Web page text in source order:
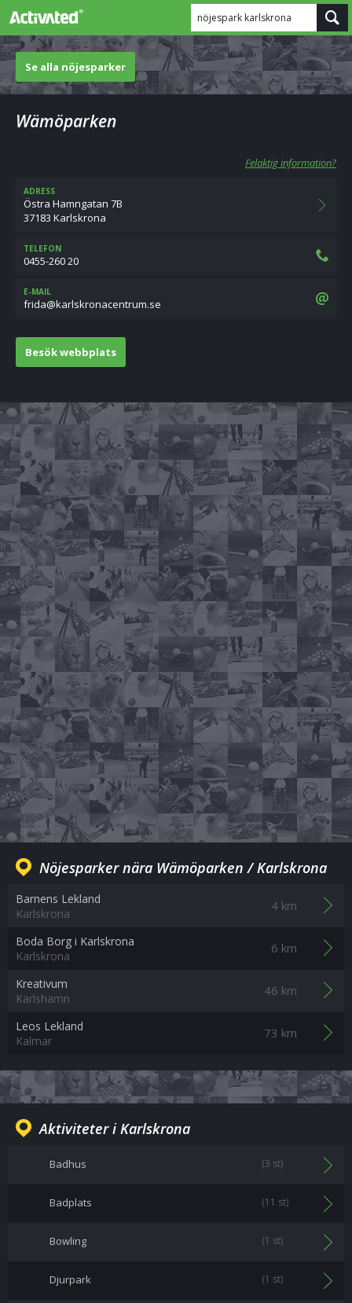
nöjespark karlskrona
Se alla nöjesparker
Wämöparken
Felaktig information?
ADRESS
Östra Hamngatan 7B
37183 Karlskrona
TELEFON
0455-260 20
E-MAIL
es.murtnecanorkslrak@adirf
Besök webbplats
Nöjesparker nära Wämöparken / Karlskrona
Barnens Lekland
Karlskrona
4 km
Boda Borg i Karlskrona
Karlskrona
6 km
Kreativum
Karlshamn
46 km
Leos Lekland
Kalmar
73 km
Aktiviteter i Karlskrona
Badhus (3 st)
Badplats (11 st)
Bowling (1 st)
Djurpark (1 st)